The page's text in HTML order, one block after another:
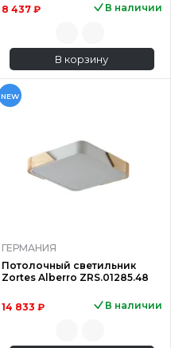
8 437 ₽ В наличии
В корзину
NEW
ГЕРМАНИЯ
Потолочный светильник
Zortes Alberro ZRS.01285.48
14 833 ₽ В наличии